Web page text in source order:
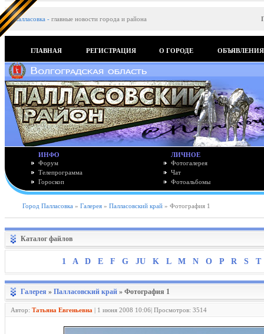
Палласовка - главные новости города и района
ГЛАВНАЯ РЕГИСТРАЦИЯ О ГОРОДЕ ОБЪЯВЛЕНИЯ
ИНФО
Форум
Телепрограмма
Гороскоп
ЛИЧНОЕ
Фотогалерея
Чат
Фотоальбомы
Город Палласовка » Галерея » Палласовский край » Фотография 1
Каталог файлов
1 A D E F G JU K L M N O P R S T
Галерея » Палласовский край » Фотография 1
Автор: Татьяна Евгеньевна | 1 июня 2008 10:06| Просмотров: 3514